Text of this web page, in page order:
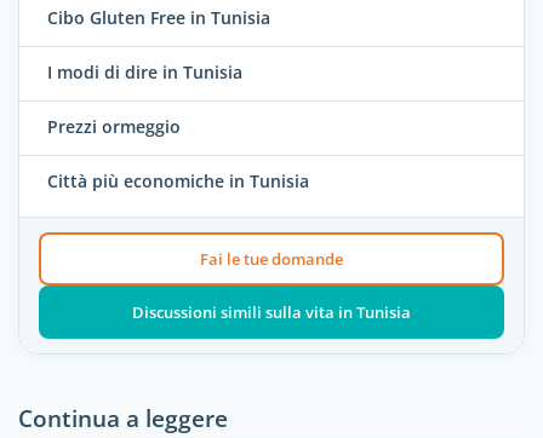
Cibo Gluten Free in Tunisia
I modi di dire in Tunisia
Prezzi ormeggio
Città più economiche in Tunisia
Fai le tue domande
Discussioni simili sulla vita in Tunisia
Continua a leggere